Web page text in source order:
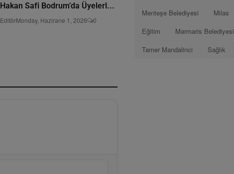
Hakan Safi Bodrum’da Üyelerl...
EditörMonday, Hazirane 1, 2026 0
Menteşe Belediyesi
Milas
Eğitim
Marmaris Belediyesi
Tamer Mandalinci
Sağlık